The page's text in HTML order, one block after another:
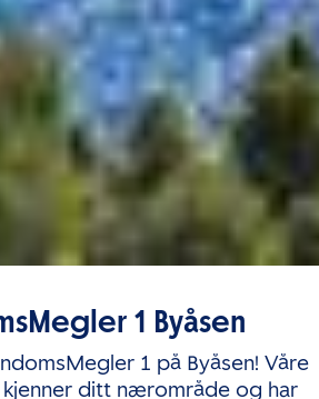
1 Byåsen
1 på Byåsen! Våre
ditt nærområde og har